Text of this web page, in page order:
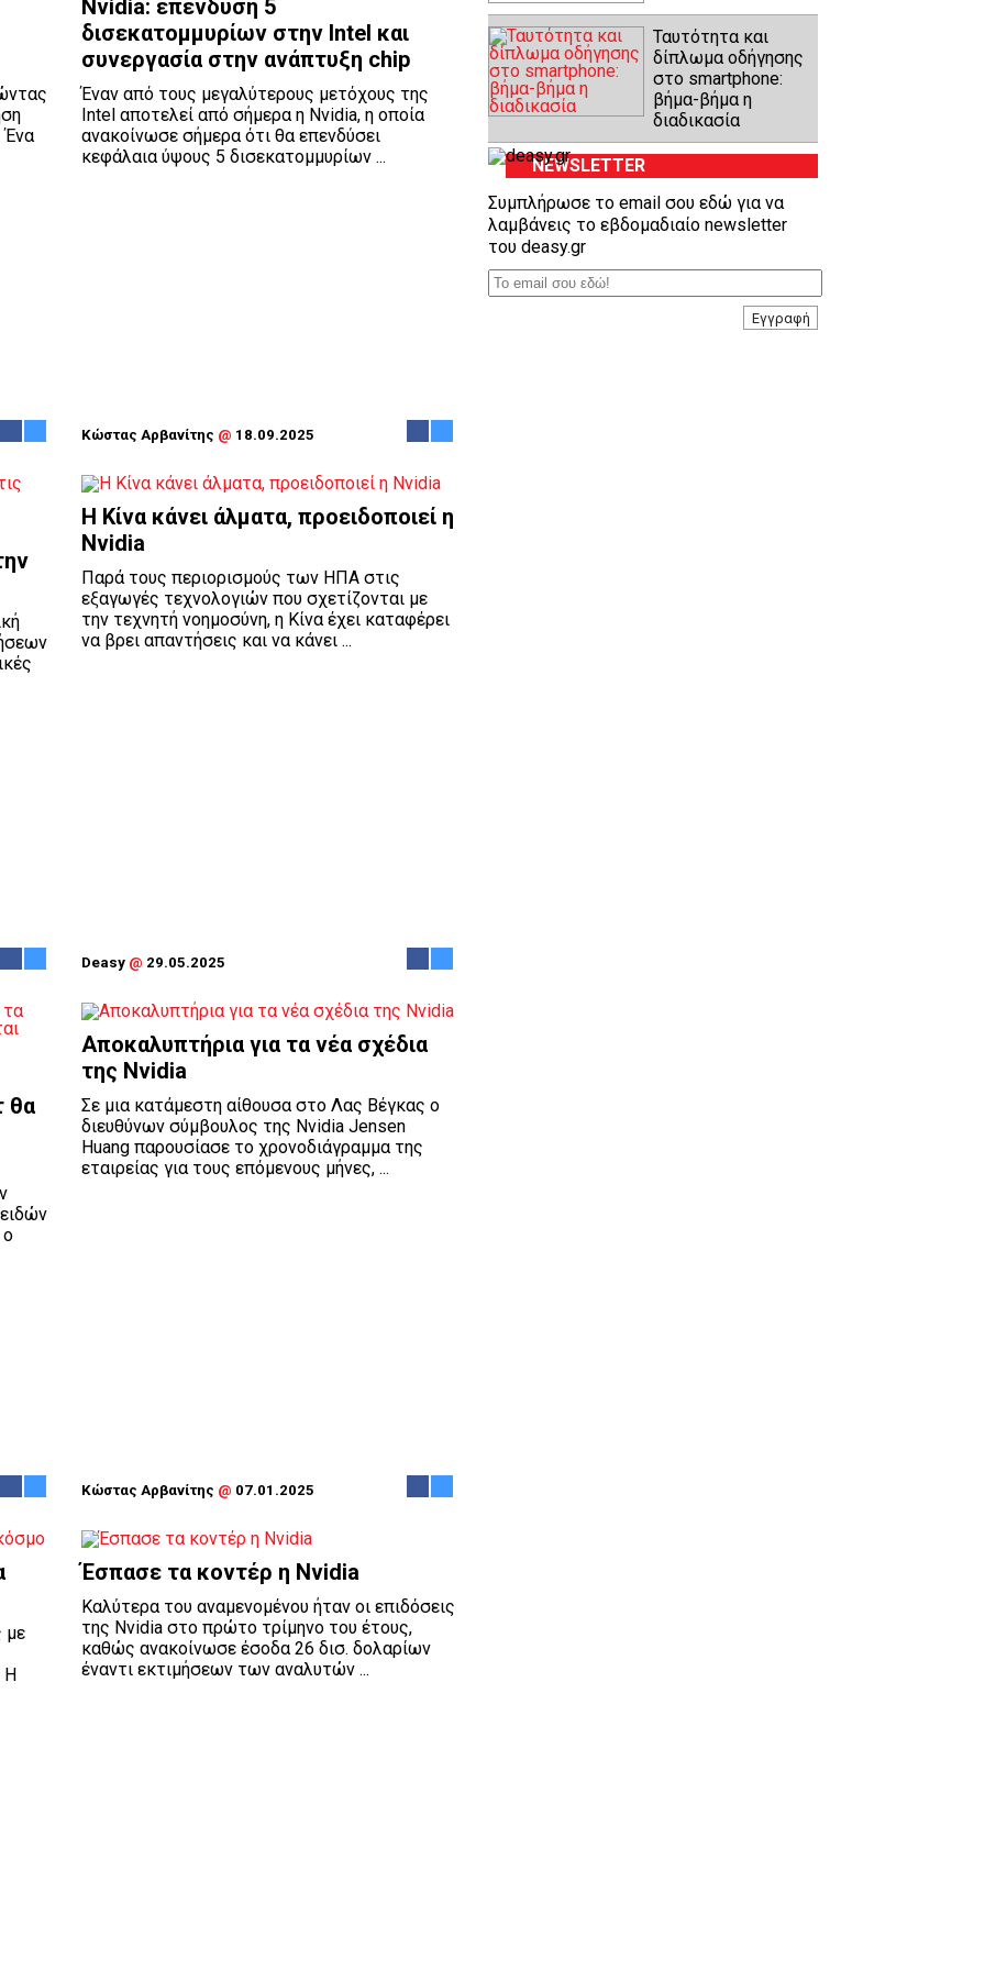
Ένα
Nvidia: επένδυση 5
δισεκατομμυρίων στην Intel και
συνεργασία στην ανάπτυξη chip
Έναν από τους μεγαλύτερους μετόχους της
Intel αποτελεί από σήμερα η Nvidia, η οποία
ανακοίνωσε σήμερα ότι θα επενδύσει
κεφάλαια ύψους 5 δισεκατομμυρίων ...
Κώστας Αρβανίτης @ 18.09.2025
Η Κίνα κάνει άλματα, προειδοποιεί η
Nvidia
Παρά τους περιορισμούς των ΗΠΑ στις
εξαγωγές τεχνολογιών που σχετίζονται με
την τεχνητή νοημοσύνη, η Κίνα έχει καταφέρει
να βρει απαντήσεις και να κάνει ...
Deasy @ 29.05.2025
θα
ο
Αποκαλυπτήρια για τα νέα σχέδια
της Nvidia
Σε μια κατάμεστη αίθουσα στο Λας Βέγκας ο
διευθύνων σύμβουλος της Nvidia Jensen
Huang παρουσίασε το χρονοδιάγραμμα της
εταιρείας για τους επόμενους μήνες, ...
Κώστας Αρβανίτης @ 07.01.2025
με
Η
Έσπασε τα κοντέρ η Nvidia
Καλύτερα του αναμενομένου ήταν οι επιδόσεις
της Nvidia στο πρώτο τρίμηνο του έτους,
καθώς ανακοίνωσε έσοδα 26 δισ. δολαρίων
έναντι εκτιμήσεων των αναλυτών ...
Ταυτότητα και
δίπλωμα οδήγησης
στο smartphone:
βήμα-βήμα η
διαδικασία
NEWSLETTER
Συμπλήρωσε το email σου εδώ για να
λαμβάνεις το εβδομαδιαίο newsletter
του deasy.gr
Εγγραφή